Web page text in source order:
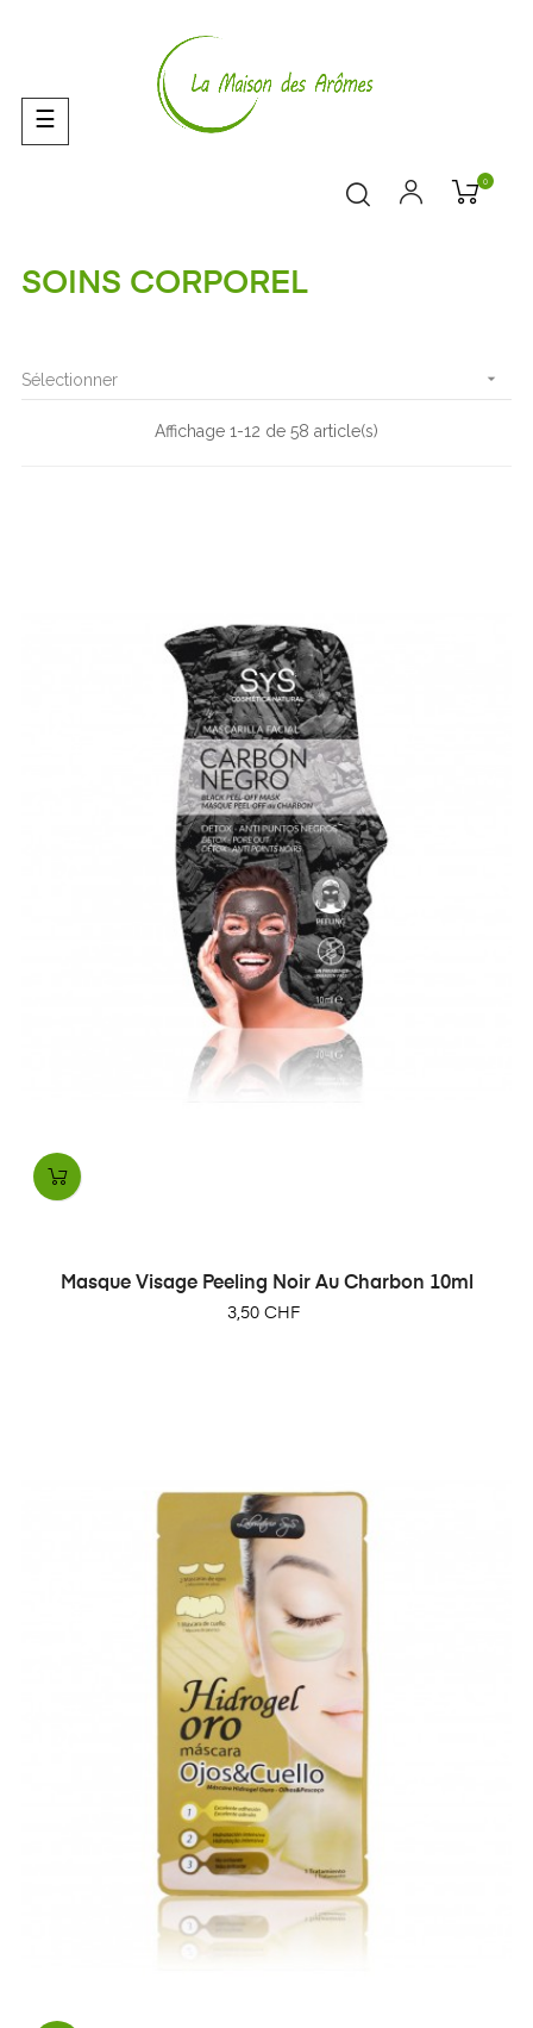
0
Basculer
la
☰
SOINS CORPOREL
Sélectionner 
Affichage 1-12 de 58 article(s)
Masque Visage Peeling Noir Au Charbon 10ml
Prix
3,50 CHF